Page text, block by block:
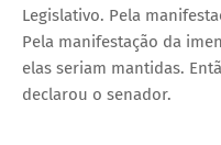
Legislativo. Pela
Pela manifestação da
elas seriam mantidas.
declarou o senador.